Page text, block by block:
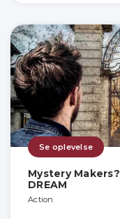
Se oplevelse
Mystery
DREAM
Action